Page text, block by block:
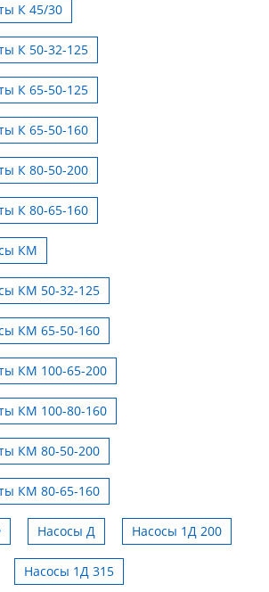
К 45/30
К 50-32-125
К 65-50-125
К 65-50-160
К 80-50-200
К 80-65-160
КМ
КМ 50-32-125
КМ 65-50-160
КМ 100-65-200
КМ 100-80-160
КМ 80-50-200
КМ 80-65-160
Насосы Д Насосы 1Д 200
Насосы 1Д 315